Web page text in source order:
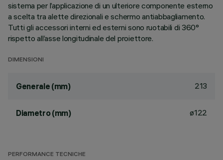
sistema per l’applicazione di un ulteriore componente esterno
a scelta tra alette direzionali e schermo antiabbagliamento.
Tutti gli accessori interni ed esterni sono ruotabili di 360°
rispetto all’asse longitudinale del proiettore.
DIMENSIONI
Generale (mm) 213
Diametro (mm) ø122
PERFORMANCE TECNICHE